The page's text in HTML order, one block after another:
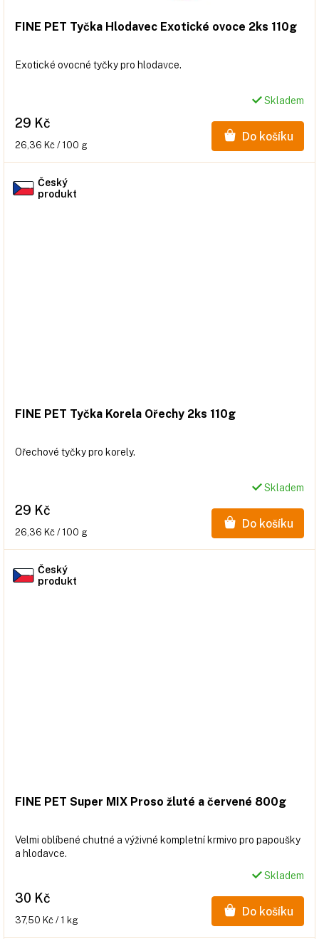
FINE PET Tyčka Hlodavec Exotické ovoce 2ks 110g
29 Kč
Měrná
26,36 Kč / 100 g
Do košíku
Exotické ovocné tyčky pro hlodavce.
Skladem
Český
produkt
FINE PET Tyčka Korela Ořechy 2ks 110g
29 Kč
Měrná
26,36 Kč / 100 g
Do košíku
Ořechové tyčky pro korely.
Skladem
Český
produkt
FINE PET Super MIX Proso žluté a červené 800g
30 Kč
Měrná
37,50 Kč / 1 kg
Do košíku
Velmi oblíbené chutné a výživné kompletní krmivo pro papoušky
a hlodavce.
Skladem